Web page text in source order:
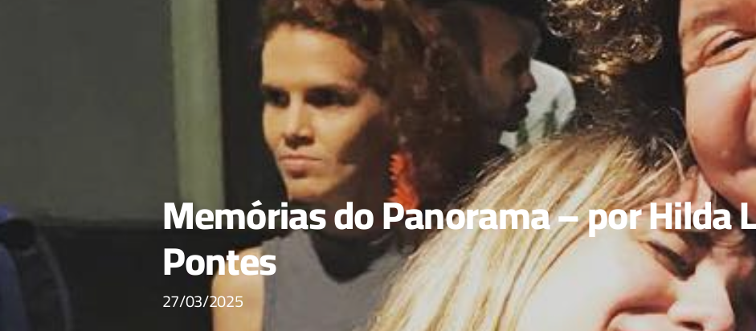
Memórias do Panorama – por Hilda
Pontes
27/03/2025